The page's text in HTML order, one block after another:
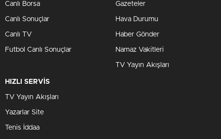
Canlı Borsa
Canlı Sonuçlar
Canlı TV
Futbol Canlı Sonuçlar
Gazeteler
Hava Durumu
Haber Gönder
Namaz Vakitleri
TV Yayın Akışları
HIZLI SERVİS
TV Yayın Akışları
Yazarlar Site
Tenis İddaa